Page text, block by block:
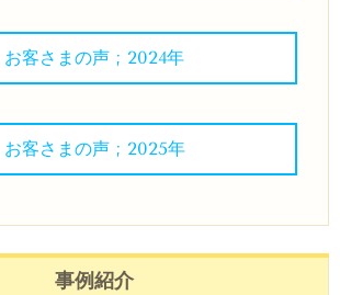
お客さまの声 ; 2024年
お客さまの声 ; 2025年
事例紹介